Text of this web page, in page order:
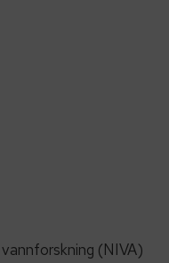
(NIVA)